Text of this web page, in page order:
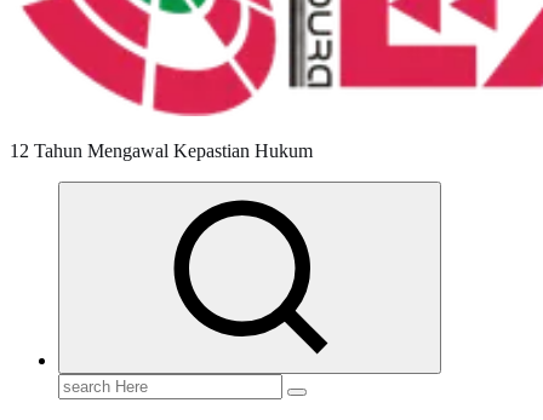
12 Tahun Mengawal Kepastian Hukum
Search
for: